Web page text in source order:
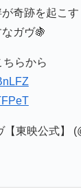
奇跡を起こす
ガヴ🍇
ちらから
東映公式】